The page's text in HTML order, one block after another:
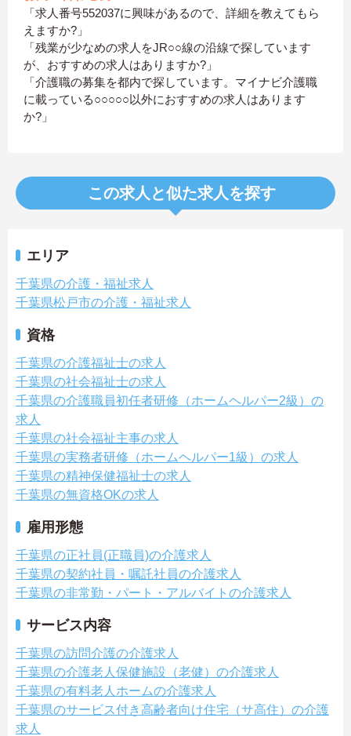
「求人番号552037に興味があるので、詳細を教えてもら
えますか?」
「残業が少なめの求人をJR○○線の沿線で探しています
が、おすすめの求人はありますか?」
「介護職の募集を都内で探しています。マイナビ介護職
に載っている○○○○○以外におすすめの求人はあります
か?」
この求人と似た求人を探す
エリア
千葉県の介護・福祉求人
千葉県松戸市の介護・福祉求人
資格
千葉県の介護福祉士の求人
千葉県の社会福祉士の求人
千葉県の介護職員初任者研修（ホームヘルパー2級）の
求人
千葉県の社会福祉主事の求人
千葉県の実務者研修（ホームヘルパー1級）の求人
千葉県の精神保健福祉士の求人
千葉県の無資格OKの求人
雇用形態
千葉県の正社員(正職員)の介護求人
千葉県の契約社員・嘱託社員の介護求人
千葉県の非常勤・パート・アルバイトの介護求人
サービス内容
千葉県の訪問介護の介護求人
千葉県の介護老人保健施設（老健）の介護求人
千葉県の有料老人ホームの介護求人
千葉県のサービス付き高齢者向け住宅（サ高住）の介護
求人